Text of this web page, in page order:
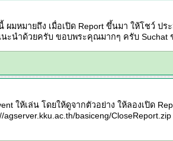
มหมายถึง เมื่อเปิด Report ขึ้นมา ให้โชว์ ป
ะนำด้วยครับ ขอบพระคุณมากๆ ครับ Suchat
ให้เล่น โดยให้ดูจากตัวอย่าง ให้ลองเปิด
basiceng/